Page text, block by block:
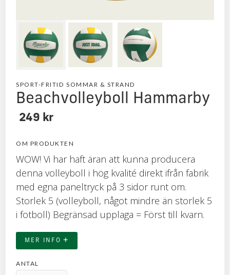
SPORT-FRITID SOMMAR & STRAND
Beachvolleyboll Hammarby
249 kr
OM PRODUKTEN
WOW! Vi har haft äran att kunna producera
denna volleyboll i hög kvalité direkt ifrån fabrik
med egna paneltryck på 3 sidor runt om.
Storlek 5 (volleyboll, något mindre än storlek 5
i fotboll) Begränsad upplaga = Först till kvarn.
MER INFO +
ANTAL